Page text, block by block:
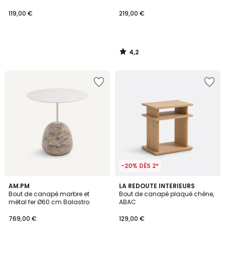
119,00 €
219,00 €
4,2
/
AM.PM
Bout de canapé marbre et
métal fer Ø60 cm Balastro
769,00 €
-20% DÈS 2*
LA REDOUTE INTERIEURS
Bout de canapé plaqué chêne,
ABAC
129,00 €